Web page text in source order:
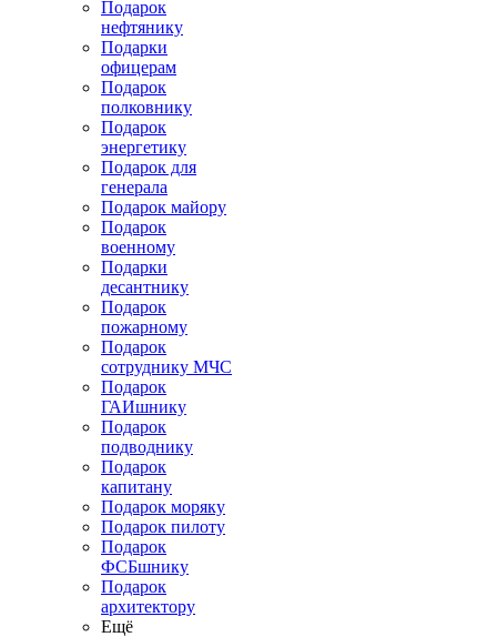
Подарок
нефтянику
Подарки
офицерам
Подарок
полковнику
Подарок
энергетику
Подарок для
генерала
Подарок майору
Подарок
военному
Подарки
десантнику
Подарок
пожарному
Подарок
сотруднику МЧС
Подарок
ГАИшнику
Подарок
подводнику
Подарок
капитану
Подарок моряку
Подарок пилоту
Подарок
ФСБшнику
Подарок
архитектору
Ещё